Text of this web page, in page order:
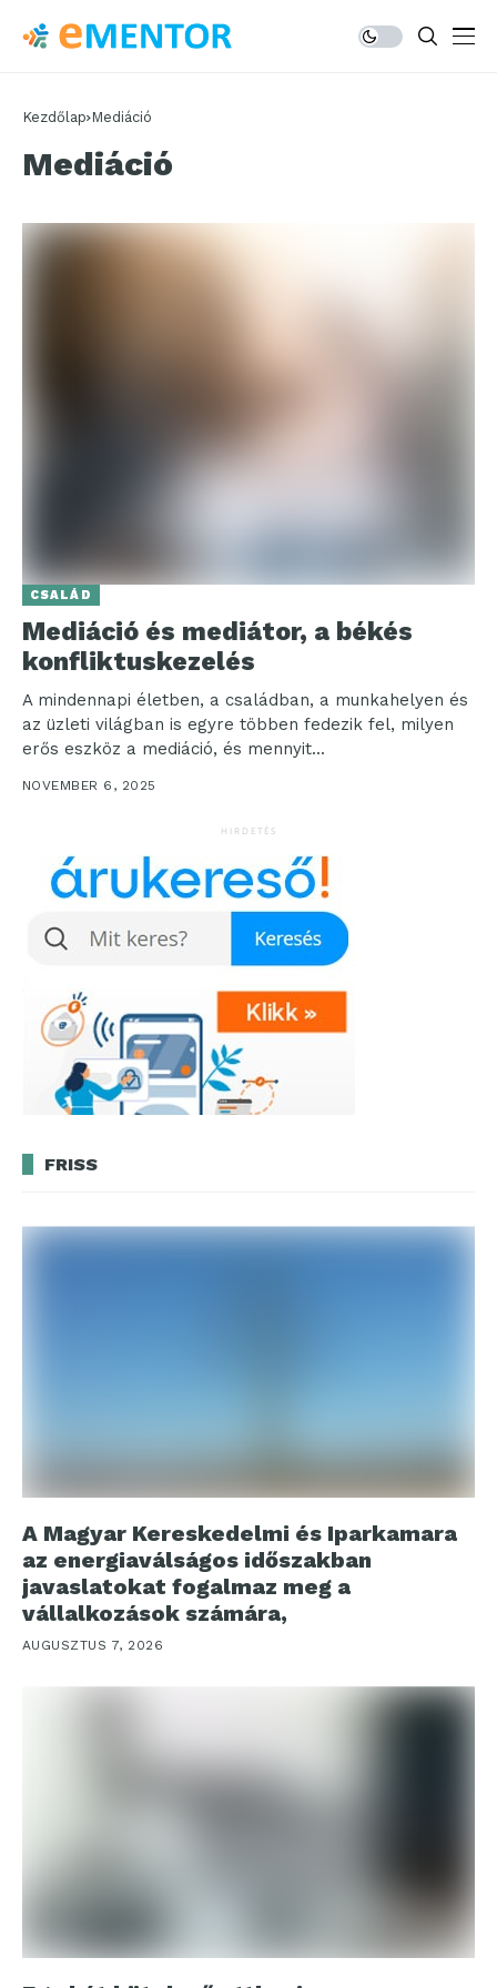
Kezdőlap Mediáció
Mediáció
CSALÁD
Mediáció és mediátor, a békés
konfliktuskezelés
A mindennapi életben, a családban, a munkahelyen és
az üzleti világban is egyre többen fedezik fel, milyen
erős eszköz a mediáció, és mennyit...
NOVEMBER 6, 2025
HIRDETÉS
FRISS
A Magyar Kereskedelmi és Iparkamara
az energiaválságos időszakban
javaslatokat fogalmaz meg a
vállalkozások számára,
AUGUSZTUS 7, 2026